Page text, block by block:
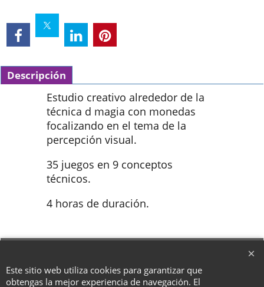
Descripción
Estudio creativo alrededor de la
técnica d magia con monedas
focalizando en el tema de la
percepción visual.
35 juegos en 9 conceptos
técnicos.
4 horas de duración.
Este sitio web utiliza cookies para garantizar que
obtengas la mejor experiencia de navegación. El